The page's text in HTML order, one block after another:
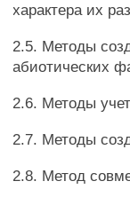
характера их
2.5. Методы
абиотических
2.6. Методы
2.7. Методы
2.8. Метод